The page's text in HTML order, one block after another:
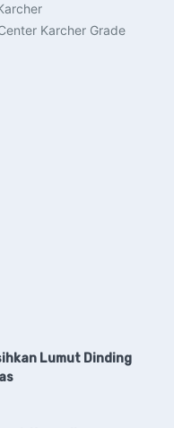
Karcher Grade
Lumut Dinding